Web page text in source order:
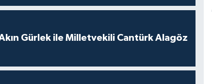
Gürlek ile Milletvekili Cantürk Alagöz